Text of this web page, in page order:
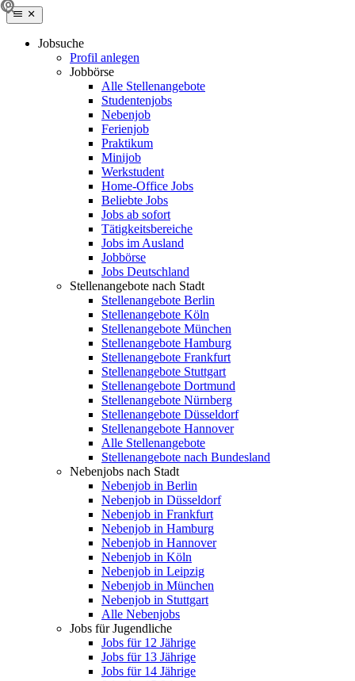
Jobsuche
Profil anlegen
Jobbörse
Alle Stellenangebote
Studentenjobs
Nebenjob
Ferienjob
Praktikum
Minijob
Werkstudent
Home-Office Jobs
Beliebte Jobs
Jobs ab sofort
Tätigkeitsbereiche
Jobs im Ausland
Jobbörse
Jobs Deutschland
Stellenangebote nach Stadt
Stellenangebote Berlin
Stellenangebote Köln
Stellenangebote München
Stellenangebote Hamburg
Stellenangebote Frankfurt
Stellenangebote Stuttgart
Stellenangebote Dortmund
Stellenangebote Nürnberg
Stellenangebote Düsseldorf
Stellenangebote Hannover
Alle Stellenangebote
Stellenangebote nach Bundesland
Nebenjobs nach Stadt
Nebenjob in Berlin
Nebenjob in Düsseldorf
Nebenjob in Frankfurt
Nebenjob in Hamburg
Nebenjob in Hannover
Nebenjob in Köln
Nebenjob in Leipzig
Nebenjob in München
Nebenjob in Stuttgart
Alle Nebenjobs
Jobs für Jugendliche
Jobs für 12 Jährige
Jobs für 13 Jährige
Jobs für 14 Jährige